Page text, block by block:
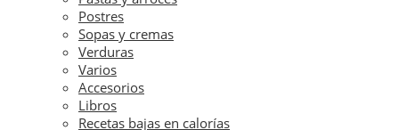
Postres
Sopas y cremas
Verduras
Varios
Accesorios
Libros
Recetas bajas en calorías